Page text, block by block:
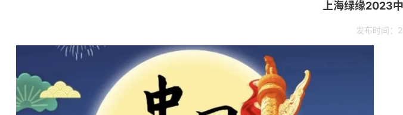
上海绿缘2023
发布时间